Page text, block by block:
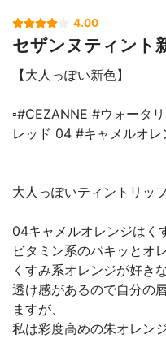
4.00
セザンヌティント
【大人っぽい新色】
▫️#CEZANNE #ウォータ
レッド 04 #キャメルオレ
大人っぽいティントリッ
04キャメルオレンジはく
ビタミン系のパキッとオ
くすみ系オレンジが好き
透け感があるので自分の
ますが、
私は彩度高めの朱オレン